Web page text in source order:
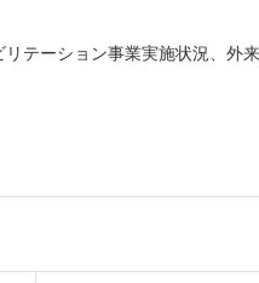
テーション事業実施状況、外